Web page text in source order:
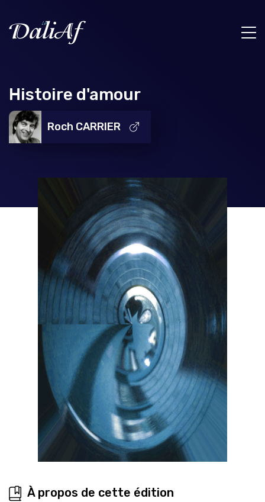
Histoire d'amour
Roch CARRIER
À propos de cette édition